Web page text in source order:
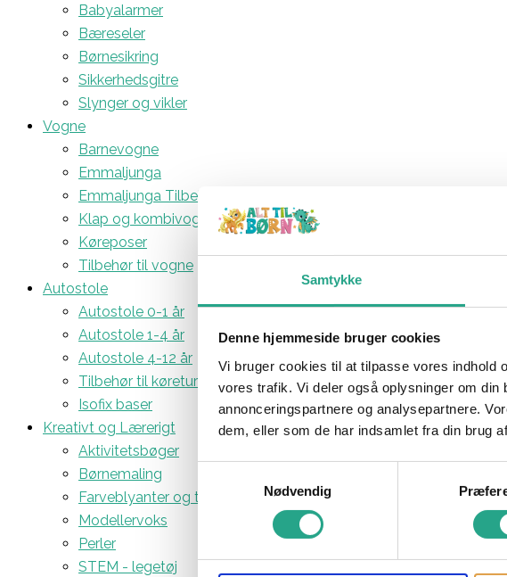
Samtykke
Denne hjemmeside bruger cookies
Vi bruger cookies til at tilpasse vores indhold
vores trafik. Vi deler også oplysninger om
annonceringspartnere og analysepartnere.
dem, eller som de har indsamlet fra din brug
Nødvendig
Babyalarmer
Bæreseler
Børnesikring
Sikkerhedsgitre
Slynger og vikler
Vogne
Barnevogne
Emmaljunga
Emmaljunga Tilbehør
Klap og kombivogne
Køreposer
Tilbehør til vogne
Autostole
Autostole 0-1 år
Autostole 1-4 år
Autostole 4-12 år
Tilbehør til køreturen
Isofix baser
Kreativt og Lærerigt
Aktivitetsbøger
Børnemaling
Farveblyanter og tuscher
Modellervoks
Perler
STEM - legetøj